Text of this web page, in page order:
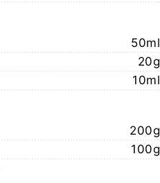
50ml
20g
10ml
200g
100g